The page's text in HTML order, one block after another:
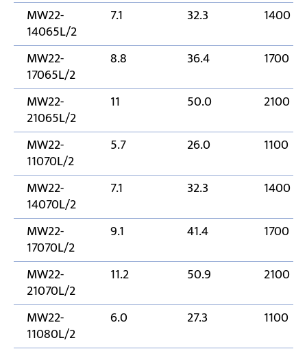
MW22-
14065L/2
7.1 32.3 1400
MW22-
17065L/2
8.8 36.4 1700
MW22-
21065L/2
11 50.0 2100
MW22-
11070L/2
5.7 26.0 1100
MW22-
14070L/2
7.1 32.3 1400
MW22-
17070L/2
9.1 41.4 1700
MW22-
21070L/2
11.2 50.9 2100
MW22-
11080L/2
6.0 27.3 1100